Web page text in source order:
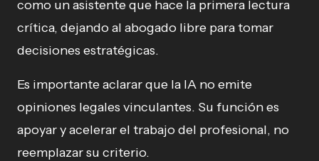
como un asistente que hace la primera lectura
crítica, dejando al abogado libre para tomar
decisiones estratégicas.
Es importante aclarar que la IA no emite
opiniones legales vinculantes. Su función es
apoyar y acelerar el trabajo del profesional, no
reemplazar su criterio.